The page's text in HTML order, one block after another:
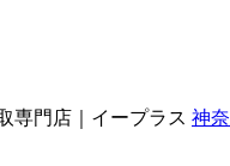
専門店｜イープラス 神